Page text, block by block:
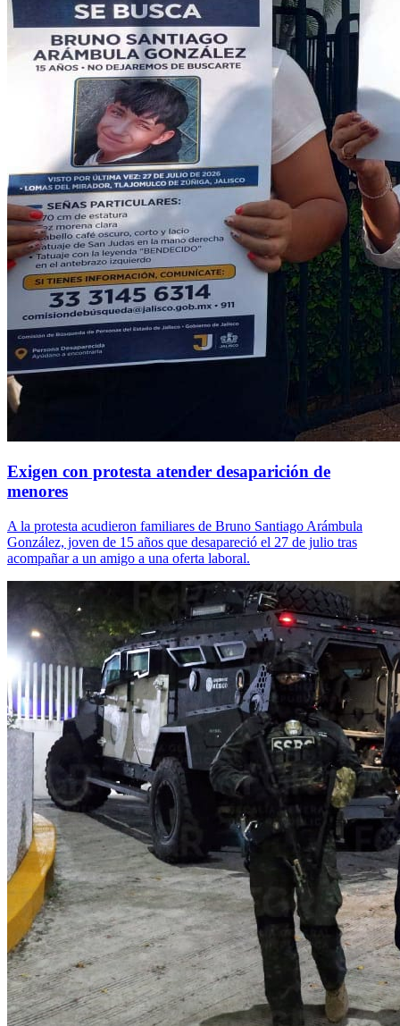
Exigen con protesta atender desaparición de
menores
A la protesta acudieron familiares de Bruno Santiago Arámbula
González, joven de 15 años que desapareció el 27 de julio tras
acompañar a un amigo a una oferta laboral.